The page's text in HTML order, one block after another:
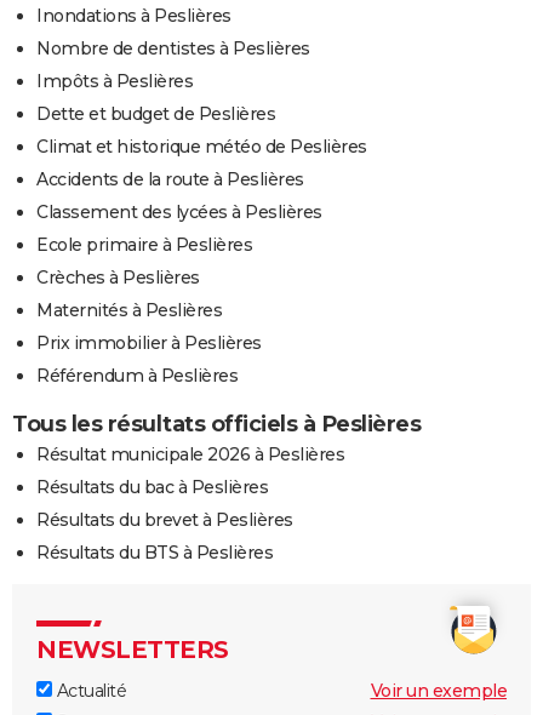
Inondations à Peslières
Nombre de dentistes à Peslières
Impôts à Peslières
Dette et budget de Peslières
Climat et historique météo de Peslières
Accidents de la route à Peslières
Classement des lycées à Peslières
Ecole primaire à Peslières
Crèches à Peslières
Maternités à Peslières
Prix immobilier à Peslières
Référendum à Peslières
Tous les résultats officiels à Peslières
Résultat municipale 2026 à Peslières
Résultats du bac à Peslières
Résultats du brevet à Peslières
Résultats du BTS à Peslières
NEWSLETTERS
Actualité
Voir un exemple